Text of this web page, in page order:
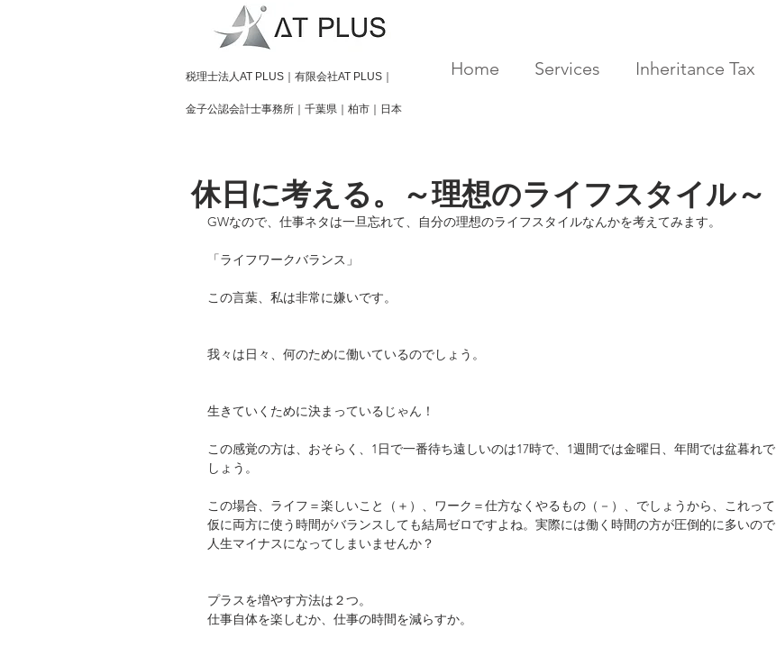
​税理士法人AT PLUS｜有限会社AT PLUS｜
金子公認会計士事務所｜ 千葉県｜柏市｜日本
Home Services Inheritance Tax
休日に考える。～理想のライフスタイル～
GWなので、仕事ネタは一旦忘れて、自分の理想のライフスタイルなんかを考えてみます。
「ライフワークバランス」
この言葉、私は非常に嫌いです。
我々は日々、何のために働いているのでしょう。
生きていくために決まっているじゃん！
この感覚の方は、おそらく、1日で一番待ち遠しいのは17時で、1週間では金曜日、年間では盆暮れで
しょう。
この場合、ライフ＝楽しいこと（＋）、ワーク＝仕方なくやるもの（－）、でしょうから、これって
仮に両方に使う時間がバランスしても結局ゼロですよね。実際には働く時間の方が圧倒的に多いので
人生マイナスになってしまいませんか？
プラスを増やす方法は２つ。
仕事自体を楽しむか、仕事の時間を減らすか。